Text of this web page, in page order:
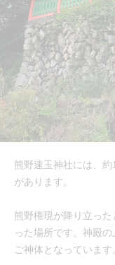
熊野速玉神社には、
があります。
熊野権現が降り立っ
った場所です。神殿
ご神体となっています